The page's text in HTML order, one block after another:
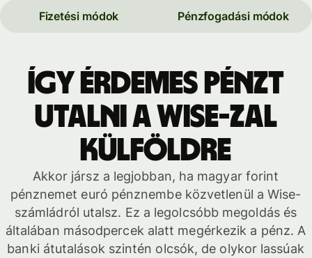
Fizetési módok Pénzfogadási módok
Így érdemes pénzt
utalni a Wise-zal
külföldre
Akkor jársz a legjobban, ha magyar forint
pénznemet euró pénznembe közvetlenül a Wise-
számládról utalsz. Ez a legolcsóbb megoldás és
általában másodpercek alatt megérkezik a pénz. A
banki átutalások szintén olcsók, de olykor lassúak